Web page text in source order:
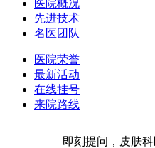
医院概况
先进技术
名医团队
医院荣誉
最新活动
在线挂号
来院路线
即刻提问，皮肤